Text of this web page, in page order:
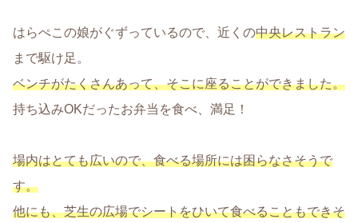
はらぺこの娘がぐずっているので、近くの中央レストラン
まで駆け足。
ベンチがたくさんあって、そこに座ることができました。
持ち込みOKだったお弁当を食べ、満足！
場内はとても広いので、食べる場所には困らなさそうで
す。
他にも、芝生の広場でシートをひいて食べることもできそ